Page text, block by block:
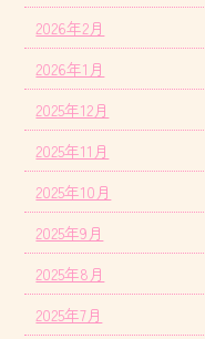
2026年2月
2026年1月
2025年12月
2025年11月
2025年10月
2025年9月
2025年8月
2025年7月